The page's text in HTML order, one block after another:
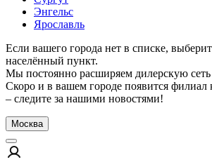
Энгельс
Ярославль
Если вашего города нет в списке,
населённый пункт.
Мы постоянно расширяем дилерскую
Скоро и в вашем городе появится филиал
– следите за нашими новостями!
Москва